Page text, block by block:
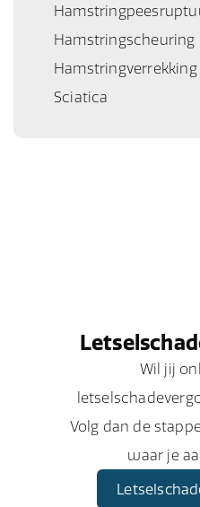
Hamstringscheuring
Hamstringverrekking
Sciatica
Wil jij
Volg dan de
waar je